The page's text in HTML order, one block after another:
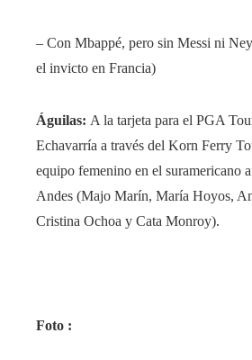
– Con Mbappé, pero sin Messi ni
el invicto en Francia)
Águilas: A la tarjeta para el PGA
Echavarría a través del Korn Ferry
equipo femenino en el suramericano
Andes (Majo Marín, María Hoyos,
Cristina Ochoa y Cata Monroy).
Foto :